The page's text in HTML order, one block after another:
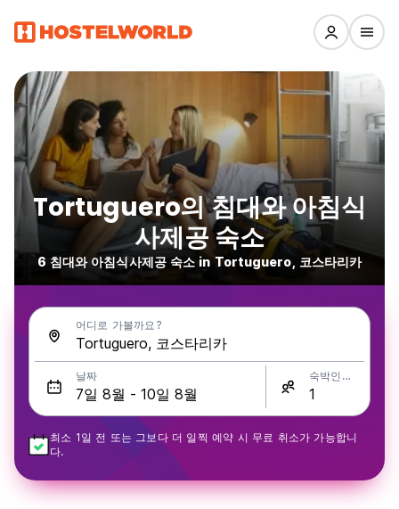
Tortuguero의 침대와 아침식
사제공 숙소
6 침대와 아침식사제공 숙소 in Tortuguero, 코스타리카
어디로 가볼까요?
날짜 숙박인원
최소 1일 전 또는 그보다 더 일찍 예약 시 무료 취소가 가능합니
다.